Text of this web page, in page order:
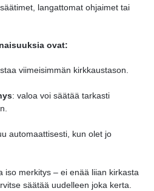
langattomat ohjaimet tai
ovat:
viimeisimmän kirkkaustason.
: valoa voi säätää tarkasti
automaattisesti, kun olet jo
iso merkitys – ei enää liian kirkasta
säätää uudelleen joka kerta.